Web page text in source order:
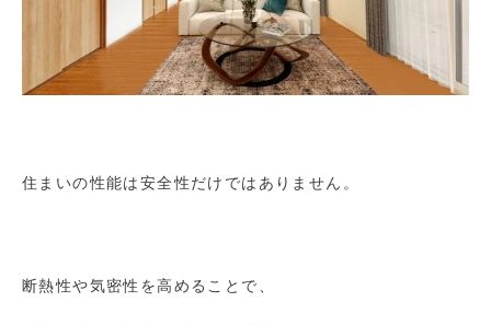
住まいの性能は安全性だけではありません。
断熱性や気密性を高めることで、